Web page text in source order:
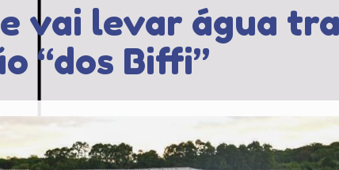
vai levar água
“dos Biffi”